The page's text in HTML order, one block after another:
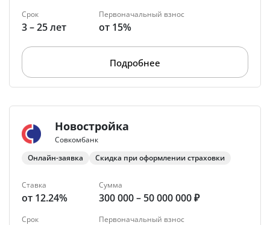
Срок
3 – 25 лет
Первоначальный взнос
от 15%
Подробнее
Новостройка
Совкомбанк
Онлайн-заявка
Скидка при оформлении страховки
Ставка
от 12.24%
Сумма
300 000 – 50 000 000 ₽
Срок Первоначальный взнос